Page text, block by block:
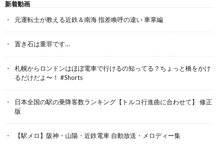
新着動画
元運転士が教える近鉄＆南海 指差喚呼の違い 車掌編
置き石は重罪です…
札幌からロンドンはほぼ電車で行けるの知ってる？ちょっと橋をかけ
るだけだよ〜！ #Shorts
日本全国の駅の乗降客数ランキング【トルコ行進曲に合わせて】 修正
版
【駅メロ】阪神・山陽・近鉄電車 自動放送・メロディー集